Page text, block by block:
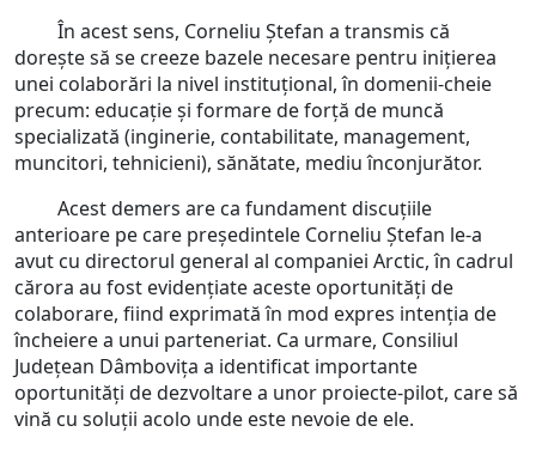
În acest sens, Corneliu Ștefan a transmis că
dorește să se creeze bazele necesare pentru inițierea
unei colaborări la nivel instituțional, în domenii-cheie
precum: educație și formare de forță de muncă
specializată (inginerie, contabilitate, management,
muncitori, tehnicieni), sănătate, mediu înconjurător.
Acest demers are ca fundament discuțiile
anterioare pe care președintele Corneliu Ștefan le-a
avut cu directorul general al companiei Arctic, în cadrul
cărora au fost evidenţiate aceste oportunităţi de
colaborare, fiind exprimată în mod expres intenţia de
încheiere a unui parteneriat. Ca urmare, Consiliul
Județean Dâmbovița a identificat importante
oportunităţi de dezvoltare a unor proiecte-pilot, care să
vină cu soluții acolo unde este nevoie de ele.